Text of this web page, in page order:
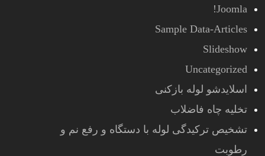
Joomla!
Sample Data-Articles
Slideshow
Uncategorized
اسلایدشو لوله بازکنی
تخلیه چاه فاضلاب
تشخیص ترکیدگی لوله با دستگاه و رفع نم و
رطوبت